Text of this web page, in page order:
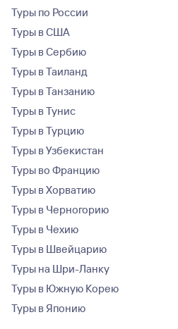
Туры по России
Туры в США
Туры в Сербию
Туры в Таиланд
Туры в Танзанию
Туры в Тунис
Туры в Турцию
Туры в Узбекистан
Туры во Францию
Туры в Хорватию
Туры в Черногорию
Туры в Чехию
Туры в Швейцарию
Туры на Шри-Ланку
Туры в Южную Корею
Туры в Японию